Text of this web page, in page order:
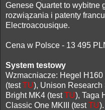
Genese Quartet to wybitne
rozwiązania i patenty
Electroacousique.
Cena w Polsce - 13 495
System testowy
Wzmacniacze: Hegel H160
(testTU), Unison Research
Bright MK4 (testTU), Taga
Classic One MKIII (testTU).